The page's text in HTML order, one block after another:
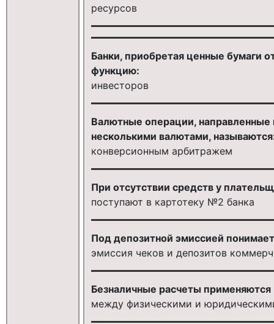
ресурсов
Банки, приобретая ценные бумаги
функцию:
инвесторов
Валютные операции,
несколькими валютами,
конверсионным арбитражем
При отсутствии средств у
поступают в картотеку №2 банка
Под депозитной эмиссией
эмиссия чеков и депозитов
Безналичные расчеты применяются
между физическими и